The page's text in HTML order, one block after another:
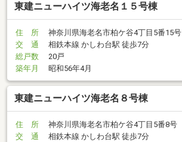
東建ニューハイツ海老名１５号棟
住 所
神奈川県海老名市柏ケ谷4丁目5番15号
交 通
相鉄本線 かしわ台駅 徒歩7分
総戸数
20戸
築年月
昭和56年4月
東建ニューハイツ海老名８号棟
住 所
神奈川県海老名市柏ケ谷4丁目5番8号
交 通
相鉄本線 かしわ台駅 徒歩7分